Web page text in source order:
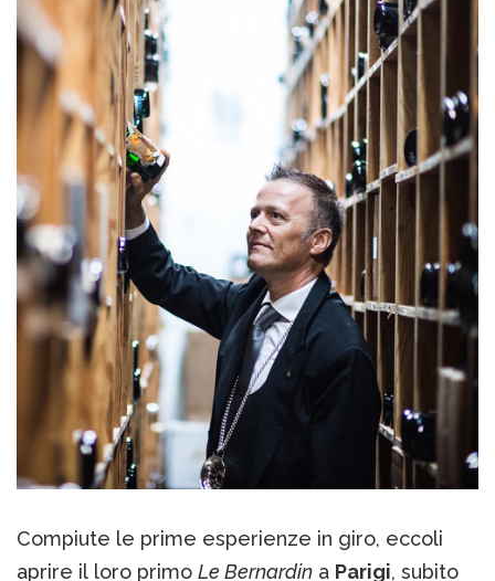
Compiute le prime esperienze in giro, eccoli
aprire il loro primo Le Bernardin a Parigi, subito